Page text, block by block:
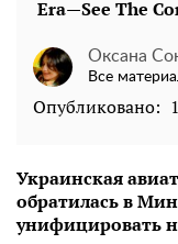
Оксана
Все
Опубликовано:
Украинская
обратилась в
унифицировать